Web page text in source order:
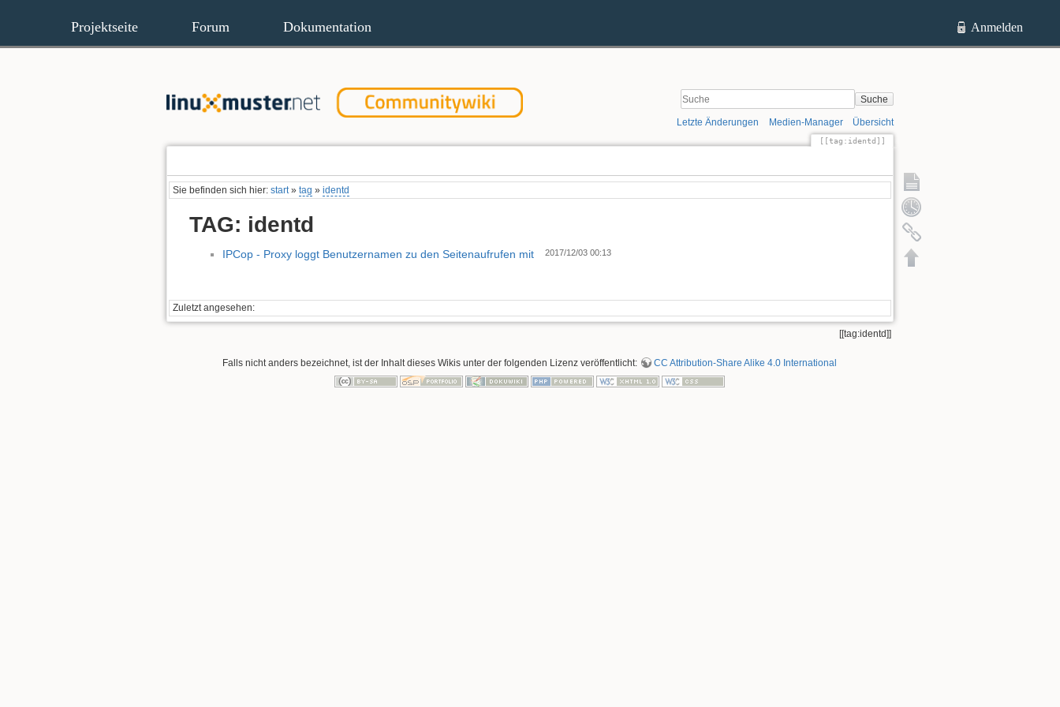
Projektseite Forum Dokumentation Anmelden
Suche
Letzte Änderungen Medien-Manager Übersicht
[[tag:identd]]
Sie befinden sich hier:start »tag »identd
TAG: identd
IPCop - Proxy loggt Benutzernamen zu den Seitenaufrufen mit 2017/12/03 00:13
Zuletzt angesehen:
[[tag:identd]]
Seite anzeigen
Ältere Versionen
Links hierher
Nach oben
Falls nicht anders bezeichnet, ist der Inhalt dieses Wikis unter der folgenden Lizenz veröffentlicht: CC Attribution-Share Alike 4.0 International